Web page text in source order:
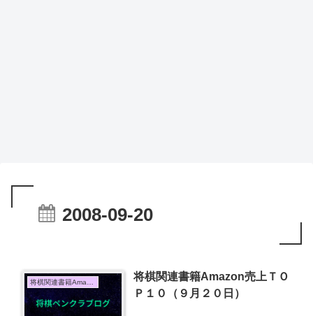
2008-09-20
将棋関連書籍Amazon売上ＴＯ
Ｐ１０（９月２０日）